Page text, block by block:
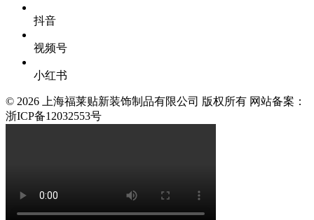
抖音
视频号
小红书
© 2026 上海福莱贴新装饰制品有限公司 版权所有 网站备案：
浙ICP备12032553号